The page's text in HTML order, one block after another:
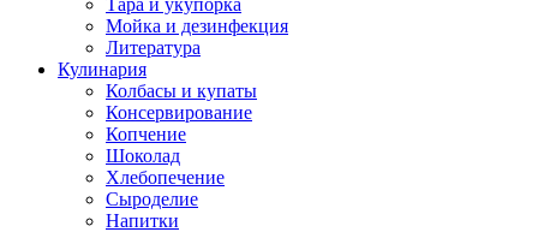
Тара и укупорка
Мойка и дезинфекция
Литература
Кулинария
Колбасы и купаты
Консервирование
Копчение
Шоколад
Хлебопечение
Сыроделие
Напитки